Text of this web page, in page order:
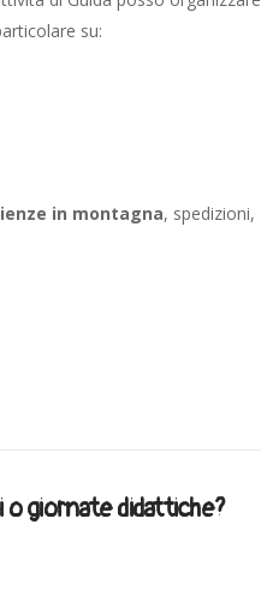
su:
in montagna, spedizioni,
giornate didattiche?